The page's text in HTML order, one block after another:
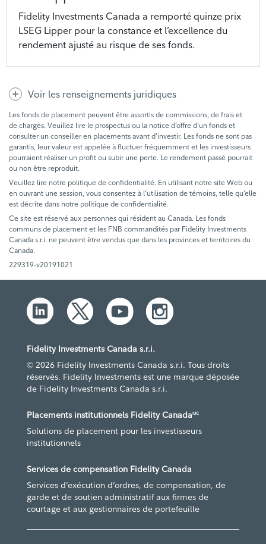
Fidelity Investments Canada a remporté quinze prix
LSEG Lipper pour la constance et l’excellence du
rendement ajusté au risque de ses fonds.
Voir les renseignements juridiques
Les fonds de placement peuvent être assortis de commissions, de frais et
de charges. Veuillez lire le prospectus ou la notice d’offre d’un fonds et
consulter un conseiller en placements avant d’investir. Les fonds ne sont pas
garantis, leur valeur est appelée à fluctuer fréquemment et les investisseurs
pourraient réaliser un profit ou subir une perte. Le rendement passé pourrait
ou non être reproduit.
Veuillez lire notre politique de confidentialité. En utilisant notre site Web ou
en ouvrant une session, vous consentez à l’utilisation de témoins, telle qu’elle
est décrite dans notre politique de confidentialité.
Ce site est réservé aux personnes qui résident au Canada. Les fonds
communs de placement et les FNB commandités par Fidelity Investments
Canada s.r.i. ne peuvent être vendus que dans les provinces et territoires du
Canada.
229319-v20191021
Fidelity Investments Canada s.r.i.
© 2026 Fidelity Investments Canada s.r.i. Tous droits
réservés. Fidelity Investments est une marque déposée
de Fidelity Investments Canada s.r.i.
Placements institutionnels Fidelity CanadaMC
Solutions de placement pour les investisseurs
institutionnels
Services de compensation Fidelity Canada
Services d’exécution d’ordres, de compensation, de
garde et de soutien administratif aux firmes de
courtage et aux gestionnaires de portefeuille